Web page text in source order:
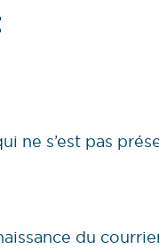
ne s’est pas
du